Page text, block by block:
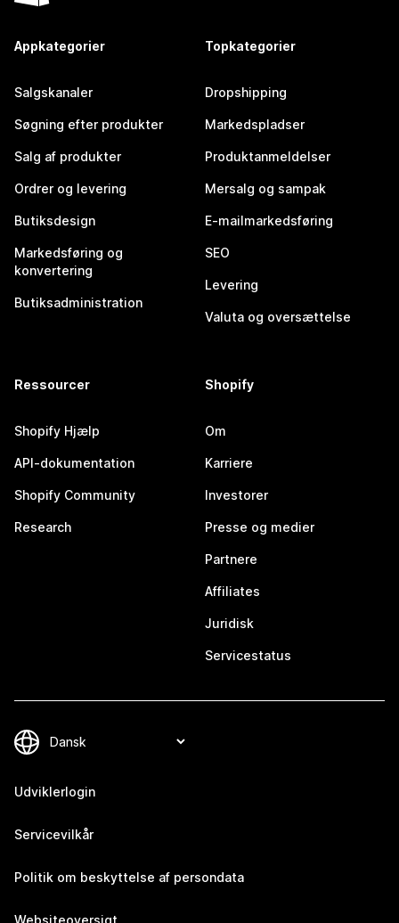
Appkategorier
Salgskanaler
Søgning efter produkter
Salg af produkter
Ordrer og levering
Butiksdesign
Markedsføring og
konvertering
Butiksadministration
Topkategorier
Dropshipping
Markedspladser
Produktanmeldelser
Mersalg og sampak
E-mailmarkedsføring
SEO
Levering
Valuta og oversættelse
Ressourcer
Shopify Hjælp
API-dokumentation
Shopify Community
Research
Shopify
Om
Karriere
Investorer
Presse og medier
Partnere
Affiliates
Juridisk
Servicestatus
Udviklerlogin
Servicevilkår
Politik om beskyttelse af persondata